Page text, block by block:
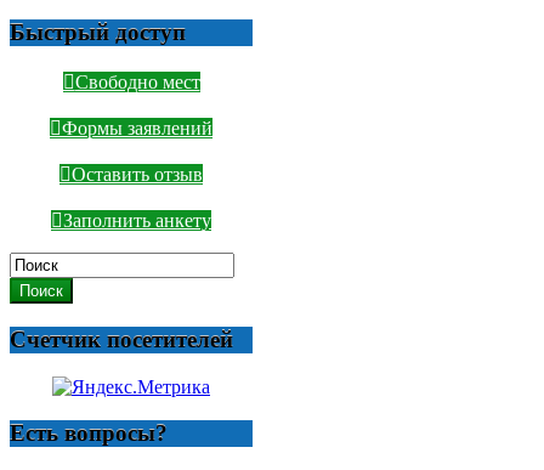
Быстрый доступ
Свободно мест
Формы заявлений
Оставить отзыв
Заполнить анкету
Поиск
Счетчик посетителей
Есть вопросы?